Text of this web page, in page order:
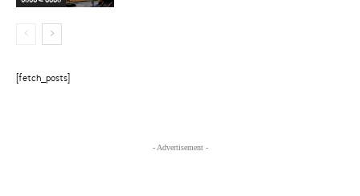
[fetch_posts]
- Advertisement -